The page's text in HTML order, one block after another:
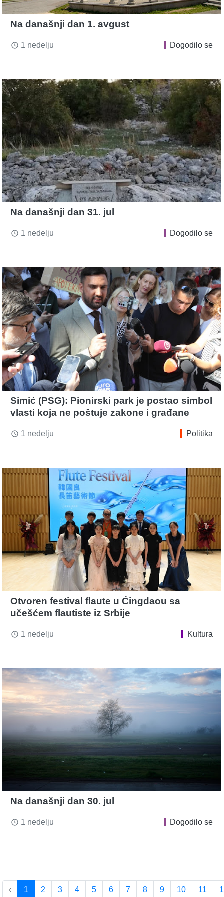
Na današnji dan 1. avgust
access_time 1 nedelju Dogodilo se
Na današnji dan 31. jul
access_time 1 nedelju Dogodilo se
Simić (PSG): Pionirski park je postao simbol
vlasti koja ne poštuje zakone i građane
access_time 1 nedelju Politika
Otvoren festival flaute u Ćingdaou sa
učešćem flautiste iz Srbije
access_time 1 nedelju Kultura
Na današnji dan 30. jul
access_time 1 nedelju Dogodilo se
‹ 1 2 3 4 5 6 7 8 9 10 11